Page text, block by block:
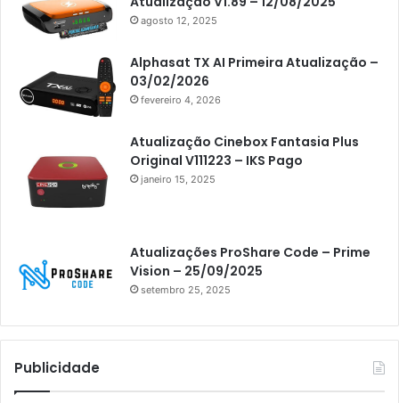
Artcom
Athomics
Athomics Eon
Athomics i3
Athomics i3 Bold
Athomics Inspire Qi
Athomics Inspire Qi Lite
Athomics S3
Athomics T3
Atto
AttoNet
agosto 12, 2025
Alphasat TX AI Primeira Atualização –
03/02/2026
fevereiro 4, 2026
Atualização Cinebox Fantasia Plus
Original V111223 – IKS Pago
janeiro 15, 2025
Atualizações ProShare Code – Prime
Vision – 25/09/2025
setembro 25, 2025
Publicidade